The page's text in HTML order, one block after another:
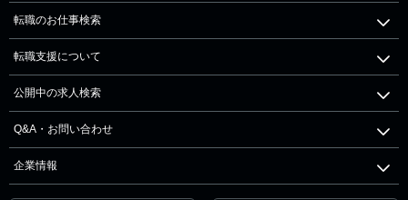
転職のお仕事検索
転職支援について
公開中の求人検索
Q&A・お問い合わせ
企業情報